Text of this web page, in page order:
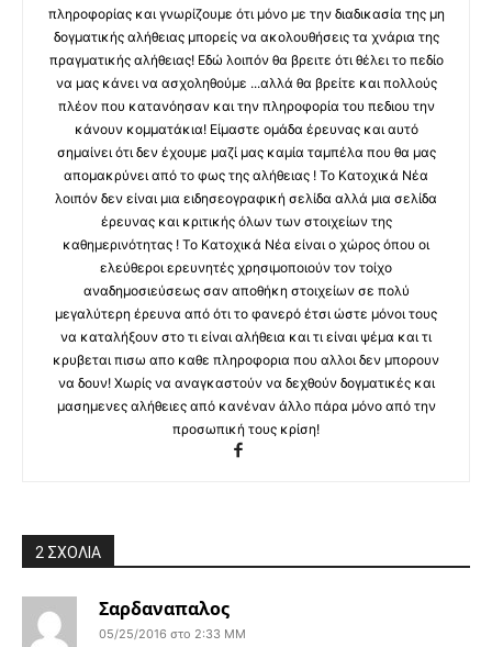
πληροφορίας και γνωρίζουμε ότι μόνο με την διαδικασία της μη
δογματικής αλήθειας μπορείς να ακολουθήσεις τα χνάρια της
πραγματικής αλήθειας! Εδώ λοιπόν θα βρειτε ότι θέλει το πεδίο
να μας κάνει να ασχοληθούμε ...αλλά θα βρείτε και πολλούς
πλέον που κατανόησαν και την πληροφορία του πεδιου την
κάνουν κομματάκια! Είμαστε ομάδα έρευνας και αυτό
σημαίνει ότι δεν έχουμε μαζί μας καμία ταμπέλα που θα μας
απομακρύνει από το φως της αλήθειας ! Το Κατοχικά Νέα
λοιπόν δεν είναι μια ειδησεογραφική σελίδα αλλά μια σελίδα
έρευνας και κριτικής όλων των στοιχείων της
καθημερινότητας ! Το Κατοχικά Νέα είναι ο χώρος όπου οι
ελεύθεροι ερευνητές χρησιμοποιούν τον τοίχο
αναδημοσιεύσεως σαν αποθήκη στοιχείων σε πολύ
μεγαλύτερη έρευνα από ότι το φανερό έτσι ώστε μόνοι τους
να καταλήξουν στο τι είναι αλήθεια και τι είναι ψέμα και τι
κρυβεται πισω απο καθε πληροφορια που αλλοι δεν μπορουν
να δουν! Χωρίς να αναγκαστούν να δεχθούν δογματικές και
μασημενες αλήθειες από κανέναν άλλο πάρα μόνο από την
προσωπική τους κρίση!
2 ΣΧΟΛΙΑ
Σαρδαναπαλος
05/25/2016 στο 2:33 ΜΜ